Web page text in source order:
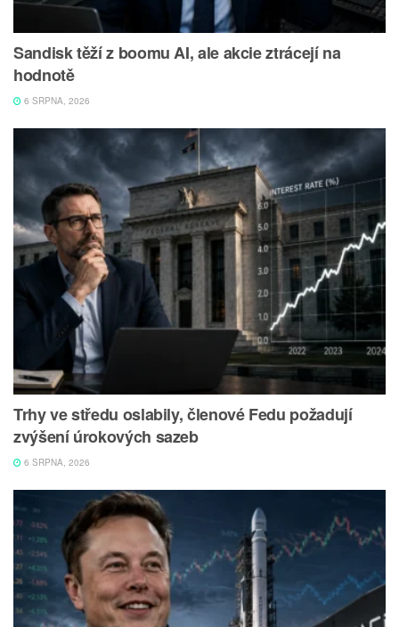
Sandisk těží z boomu AI, ale akcie ztrácejí na
hodnotě
6 SRPNA, 2026
Trhy ve středu oslabily, členové Fedu požadují
zvýšení úrokových sazeb
6 SRPNA, 2026